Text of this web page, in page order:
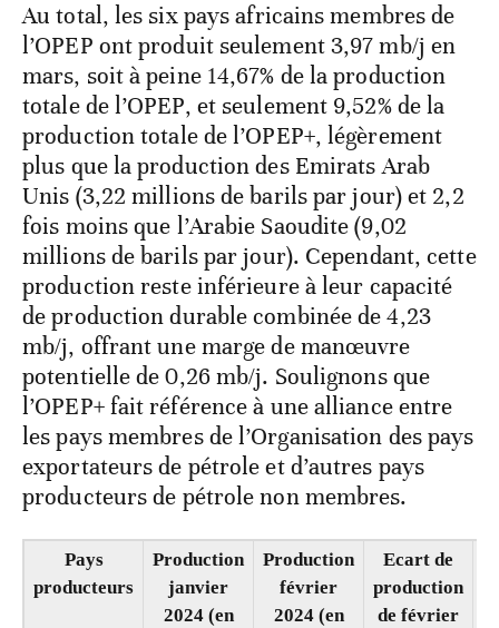
Au total, les six pays africains membres de
l’OPEP ont produit seulement 3,97 mb/j en
mars, soit à peine 14,67% de la production
totale de l’OPEP, et seulement 9,52% de la
production totale de l’OPEP+, légèrement
plus que la production des Emirats Arab
Unis (3,22 millions de barils par jour) et 2,2
fois moins que l’Arabie Saoudite (9,02
millions de barils par jour). Cependant, cette
production reste inférieure à leur capacité
de production durable combinée de 4,23
mb/j, offrant une marge de manœuvre
potentielle de 0,26 mb/j. Soulignons que
l’OPEP+ fait référence à une alliance entre
les pays membres de l’Organisation des pays
exportateurs de pétrole et d’autres pays
producteurs de pétrole non membres.
Pays
producteurs
Production
janvier
2024 (en
Production
février
2024 (en
Ecart de
production
de février